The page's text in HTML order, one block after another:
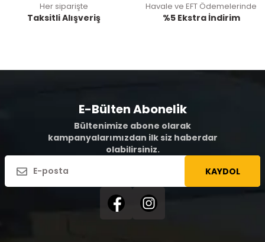
Her siparişte
Taksitli Alışveriş
Havale ve EFT Ödemelerinde
%5 Ekstra İndirim
E-Bülten Abonelik
Bültenimize abone olarak
kampanyalarımızdan ilk siz haberdar
olabilirsiniz.
KAYDOL